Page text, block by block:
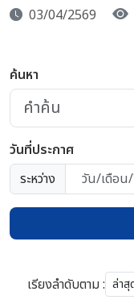
03/04/2569
ค้นหา
วันที่ประกาศ
ระหว่าง
เรียงลำดับตาม :